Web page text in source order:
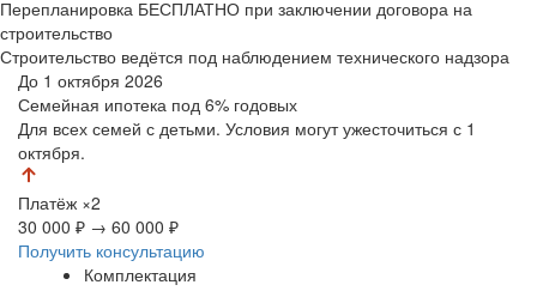
Перепланировка БЕСПЛАТНО при заключении договора на
строительство
Строительство ведётся под наблюдением технического надзора
До 1 октября 2026
Семейная ипотека под 6% годовых
Для всех семей с детьми. Условия могут ужесточиться с 1
октября.
Платёж ×2
30 000 ₽ → 60 000 ₽
Получить консультацию
Комплектация